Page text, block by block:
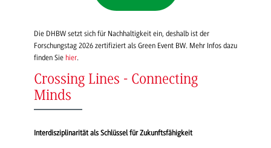
Die DHBW setzt sich für Nachhaltigkeit ein, deshalb ist der
Forschungstag 2026 zertifiziert als Green Event BW. Mehr Infos dazu
finden Sie hier.
Crossing Lines - Connecting
Minds
Interdisziplinarität als Schlüssel für Zukunftsfähigkeit